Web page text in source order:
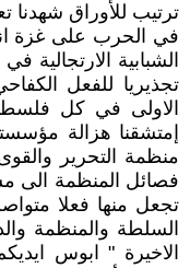
ترتيب للأوراق
في الحرب على غزة
الشبابية الارتجالية
تجذيريا للفعل
الاولى في كل
إمتشقنا هزالة
منظمة التحرير
فصائل المنظمة الى
تجعل منها فعلا
السلطة والمنظمة
الاخيرة " ابوس